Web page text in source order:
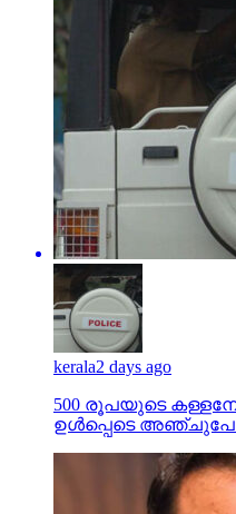
kerala2 days ago
500 രൂപയുടെ
ഉള്‍പ്പെടെ